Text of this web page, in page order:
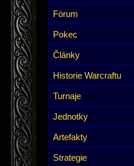
Fórum
Pokec
Články
Historie Warcraftu
Turnaje
Jednotky
Artefakty
Strategie